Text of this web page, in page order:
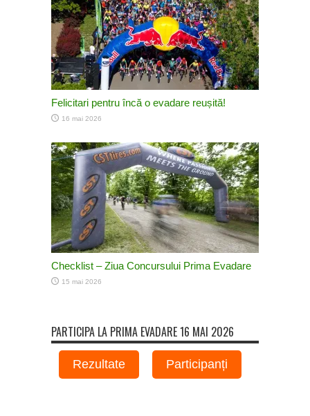
Felicitari pentru încă o evadare reușită!
16 mai 2026
Checklist – Ziua Concursului Prima Evadare
15 mai 2026
PARTICIPA LA PRIMA EVADARE 16 MAI 2026
Rezultate Participanți